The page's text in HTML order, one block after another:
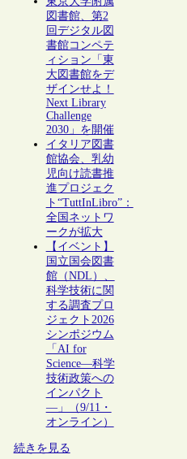
図書館、第2
回デジタル図
書館コンペテ
ィション「東
大図書館をデ
ザインせよ！
Next Library
Challenge
2030」を開催
イタリア図書
館協会、乳幼
児向け読書推
進プロジェク
ト“TuttInLibro”：
全国ネットワ
ークが拡大
【イベント】
国立国会図書
館（NDL）、
科学技術に関
する調査プロ
ジェクト2026
シンポジウム
「AI for
Science―科学
技術政策への
インパクト
―」（9/11・
オンライン）
続きを見る